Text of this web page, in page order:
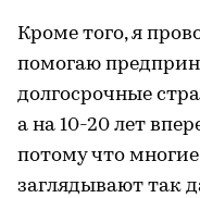
Кроме того, я
помогаю
долгосрочные
а на 10-20 лет
потому что
заглядывают так